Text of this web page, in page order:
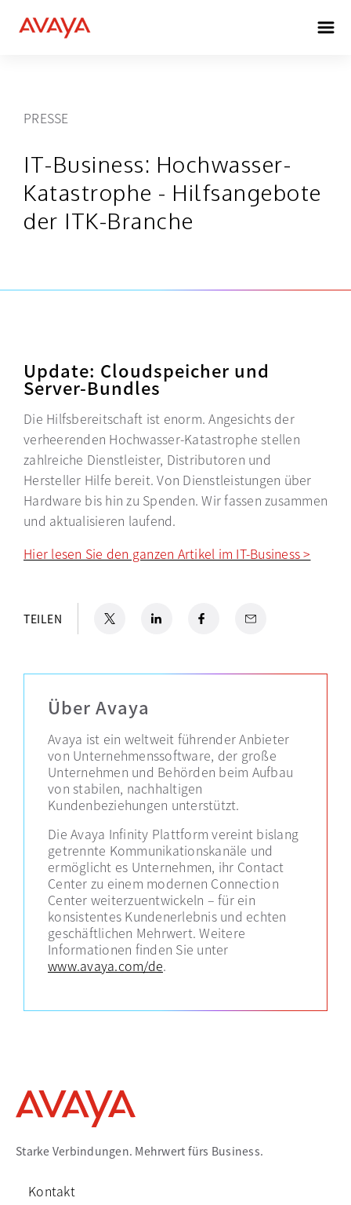
PRESSE
IT-Business: Hochwasser-
Katastrophe - Hilfsangebote
der ITK-Branche
Update: Cloudspeicher und
Server-Bundles
Die Hilfsbereitschaft ist enorm. Angesichts der
verheerenden Hochwasser-Katastrophe stellen
zahlreiche Dienstleister, Distributoren und
Hersteller Hilfe bereit. Von Dienstleistungen über
Hardware bis hin zu Spenden. Wir fassen zusammen
und aktualisieren laufend.
Hier lesen Sie den ganzen Artikel im IT-Business >
TEILEN wird in einer neuen Registerkarte geöffnet
LinkedIn
wird in einer neuen Registerkarte
Facebook
wird in einer neuen
Email
Über Avaya
Avaya ist ein weltweit führender Anbieter
von Unternehmenssoftware, der große
Unternehmen und Behörden beim Aufbau
von stabilen, nachhaltigen
Kundenbeziehungen unterstützt.
Die Avaya Infinity Plattform vereint bislang
getrennte Kommunikationskanäle und
ermöglicht es Unternehmen, ihr Contact
Center zu einem modernen Connection
Center weiterzuentwickeln – für ein
konsistentes Kundenerlebnis und echten
geschäftlichen Mehrwert. Weitere
Informationen finden Sie unter
www.avaya.com/de.
Starke Verbindungen. Mehrwert fürs Business.
Kontakt